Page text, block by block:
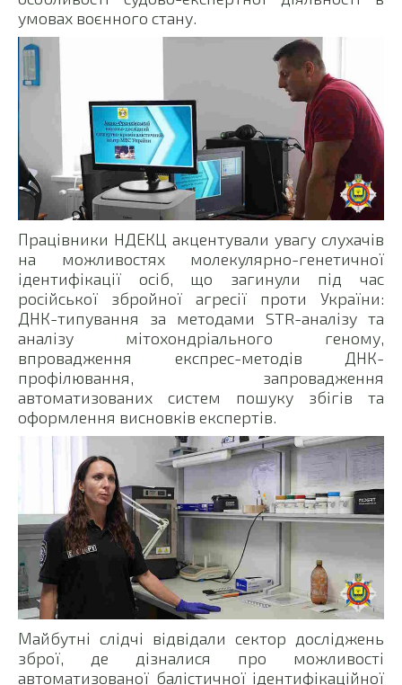
умовах воєнного стану.
Працівники НДЕКЦ акцентували увагу слухачів
на можливостях молекулярно-генетичної
ідентифікації осіб, що загинули під час
російської збройної агресії проти України:
ДНК-типування за методами STR-аналізу та
аналізу мітохондріального геному,
впровадження експрес-методів ДНК-
профілювання, запровадження
автоматизованих систем пошуку збігів та
оформлення висновків експертів.
Майбутні слідчі відвідали сектор досліджень
зброї, де дізналися про можливості
автоматизованої балістичної ідентифікаційної